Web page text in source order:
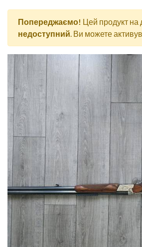
Попереджаємо! Цей продукт на
недоступний. Ви можете